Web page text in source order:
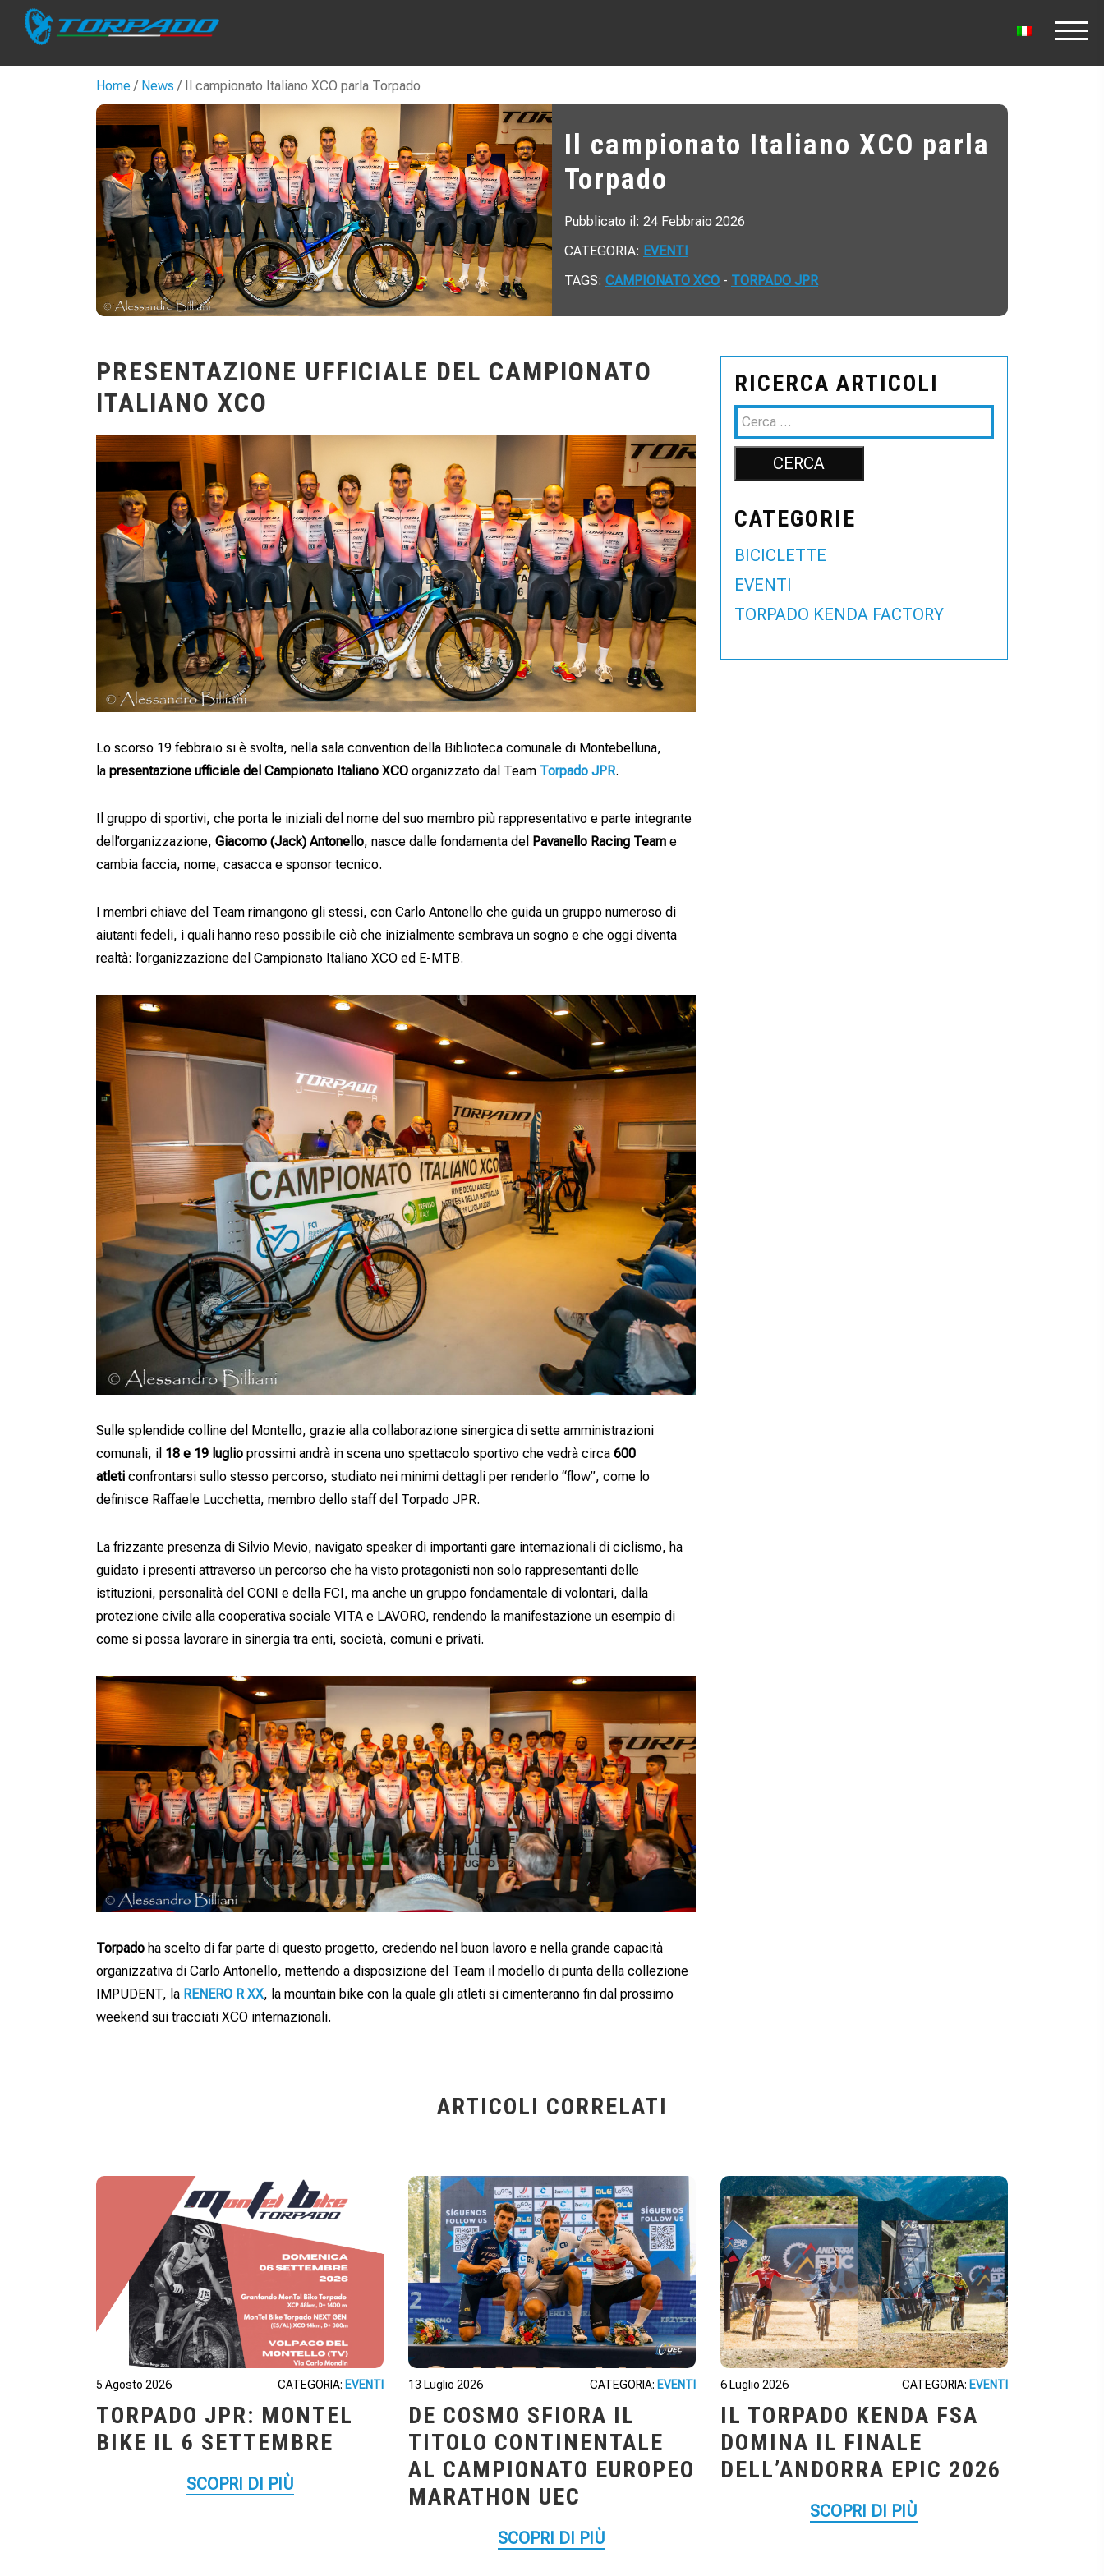
Home/ News / Il campionato Italiano XCO parla Torpado
Il campionato Italiano XCO parla
Torpado
Pubblicato il: 24 Febbraio 2026
CATEGORIA: EVENTI
TAGS: CAMPIONATO XCO - TORPADO JPR
PRESENTAZIONE UFFICIALE DEL CAMPIONATO
ITALIANO XCO
Lo scorso 19 febbraio si è svolta, nella sala convention della Biblioteca comunale di Montebelluna,
la presentazione ufficiale del Campionato Italiano XCO organizzato dal Team Torpado JPR.
Il gruppo di sportivi, che porta le iniziali del nome del suo membro più rappresentativo e parte integrante
dell’organizzazione, Giacomo (Jack) Antonello, nasce dalle fondamenta del Pavanello Racing Team e
cambia faccia, nome, casacca e sponsor tecnico.
I membri chiave del Team rimangono gli stessi, con Carlo Antonello che guida un gruppo numeroso di
aiutanti fedeli, i quali hanno reso possibile ciò che inizialmente sembrava un sogno e che oggi diventa
realtà: l’organizzazione del Campionato Italiano XCO ed E-MTB.
Sulle splendide colline del Montello, grazie alla collaborazione sinergica di sette amministrazioni
comunali, il 18 e 19 luglio prossimi andrà in scena uno spettacolo sportivo che vedrà circa 600
atleti confrontarsi sullo stesso percorso, studiato nei minimi dettagli per renderlo “flow”, come lo
definisce Raffaele Lucchetta, membro dello staff del Torpado JPR.
La frizzante presenza di Silvio Mevio, navigato speaker di importanti gare internazionali di ciclismo, ha
guidato i presenti attraverso un percorso che ha visto protagonisti non solo rappresentanti delle
istituzioni, personalità del CONI e della FCI, ma anche un gruppo fondamentale di volontari, dalla
protezione civile alla cooperativa sociale VITA e LAVORO, rendendo la manifestazione un esempio di
come si possa lavorare in sinergia tra enti, società, comuni e privati.
Torpado ha scelto di far parte di questo progetto, credendo nel buon lavoro e nella grande capacità
organizzativa di Carlo Antonello, mettendo a disposizione del Team il modello di punta della collezione
IMPUDENT, la RENERO R XX, la mountain bike con la quale gli atleti si cimenteranno fin dal prossimo
weekend sui tracciati XCO internazionali.
RICERCA ARTICOLI
CATEGORIE
BICICLETTE
EVENTI
TORPADO KENDA FACTORY
ARTICOLI CORRELATI
5 Agosto 2026 CATEGORIA: EVENTI
TORPADO JPR: MONTEL
BIKE IL 6 SETTEMBRE
SCOPRI DI PIÙ
13 Luglio 2026 CATEGORIA: EVENTI
DE COSMO SFIORA IL
TITOLO CONTINENTALE
AL CAMPIONATO EUROPEO
MARATHON UEC
SCOPRI DI PIÙ
6 Luglio 2026 CATEGORIA: EVENTI
IL TORPADO KENDA FSA
DOMINA IL FINALE
DELL’ANDORRA EPIC 2026
SCOPRI DI PIÙ